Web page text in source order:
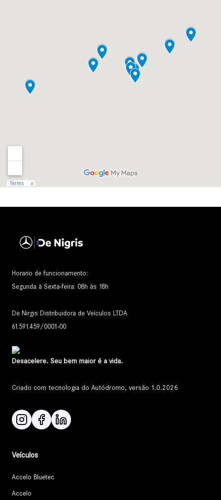
Horario de funcionamento:
Segunda à Sexta-feira: 08h às 18h
De Nirgis Distribuidora de Veículos LTDA
61.591.459/0001-00
Desacelere. Seu bem maior é a vida.
Criado com tecnologia do Autódromo, versão 1.0.2026
Veículos
Accelo Bluetec
Accelo